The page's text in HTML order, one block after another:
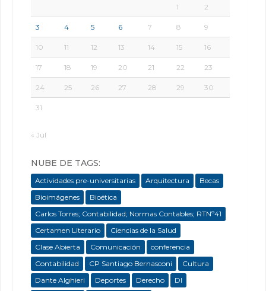
1 2
3 4 5 6 7 8 9
10 11 12 13 14 15 16
17 18 19 20 21 22 23
24 25 26 27 28 29 30
31
« Jul
NUBE DE TAGS:
Actividades pre-universitarias Arquitectura
Becas
Bioimágenes
Bioética
Carlos Torres; Contabilidad; Normas Contables; RTNº41
Certamen Literario
Ciencias de la Salud
Clase Abierta
Comunicación
conferencia
Contabilidad
CP Santiago Bernasconi
Cultura
Dante Alghieri
Deportes Derecho
DI